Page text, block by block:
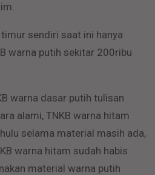
sendiri saat ini hanya
warna putih sekitar 200ribu
warna dasar putih tulisan
alami, TNKB warna hitam
selama material masih ada,
warna hitam sudah habis
material warna putih